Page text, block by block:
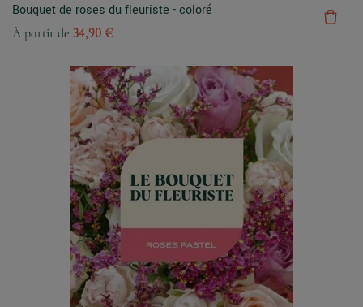
Bouquet de roses du fleuriste - coloré
À partir de 34,90 €